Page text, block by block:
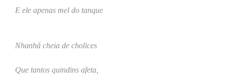
E ele apenas mel do tanque
Nhanhá cheia de cholices
Que tantos quindins afeta,